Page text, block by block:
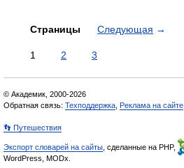
Страницы Следующая →
1 2 3
© Академик, 2000-2026
Обратная связь: Техподдержка Реклама на сайте
👣 Путешествия
Экспорт словарей на сайты , сделанные на PHP,
WordPress, MODx.